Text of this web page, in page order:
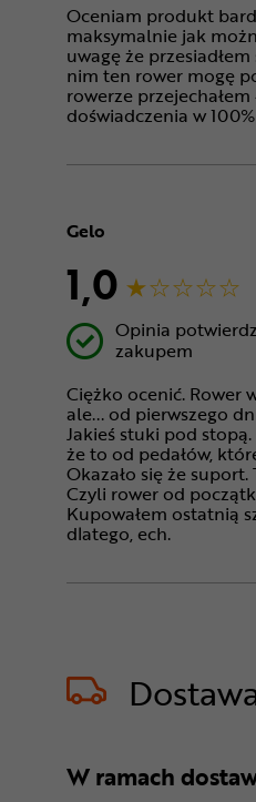
Oceniam produkt
maksymalnie jak
uwagę że
nim ten rower mogę
rowerze
doświadczenia w
Gelo
1,0
Opinia
zakupem
Ciężko ocenić. Rower
ale... od pierwszego
Jakieś stuki pod
że to od pedałów,
Okazało się że
Czyli rower od
Kupowałem ostatnią
dlatego, ech.
W ramach